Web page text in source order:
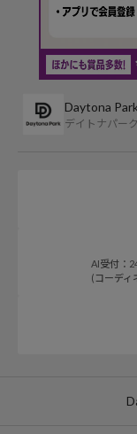
Daytona
デイトナパー
AI受付：
(コーディ